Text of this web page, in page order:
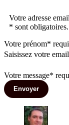
Votre adresse
* sont obligatoires.
Votre prénom*
Saisissez votre email
Votre message*
Envoyer